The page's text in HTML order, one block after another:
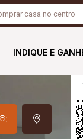
INDIQUE E